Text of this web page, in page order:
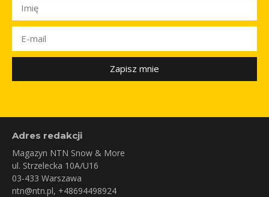
Zapisz mnie
Adres redakcji
Magazyn NTN Snow & More
ul. Strzelecka 10A/U16
03-433 Warszawa
ntn@ntn.pl, +48694498924